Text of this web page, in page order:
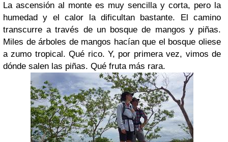
La ascensión al monte es muy sencilla y corta, pero la
humedad y el calor la dificultan bastante. El camino
transcurre a través de un bosque de mangos y piñas.
Miles de árboles de mangos hacían que el bosque oliese
a zumo tropical. Qué rico. Y, por primera vez, vimos de
dónde salen las piñas. Qué fruta más rara.